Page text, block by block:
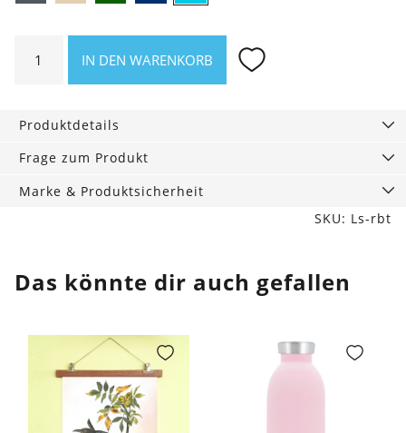
cm
Menge
IN DEN WARENKORB
Produktdetails
Frage zum Produkt
Marke & Produktsicherheit
SKU: Ls-rbt
Das könnte dir auch gefallen